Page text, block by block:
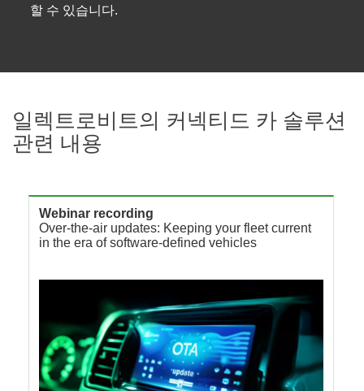
할 수 있습니다.
일렉트로비트의 커넥티드 카 솔루션
관련 내용
Webinar recording
Over-the-air updates: Keeping your fleet current
in the era of software-defined vehicles